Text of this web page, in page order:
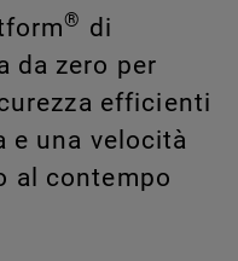
® di
da zero per
efficienti
e una velocità
al contempo